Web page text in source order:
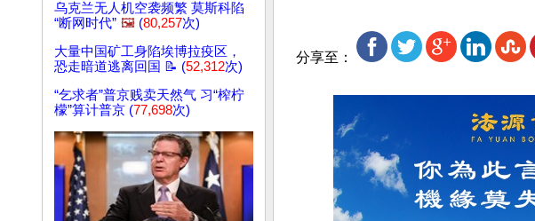
乌克兰无人机空袭频繁 莫斯科陷
“断网时代” 🖼️ (80,257次)
大量中国矿工身陷埃博拉疫区，
恐走暗道逃离回国 📝 (52,312次)
“乞求者”普京贱卖天然气 习“榨柠
檬”算计普京 (77,698次)
分享至：